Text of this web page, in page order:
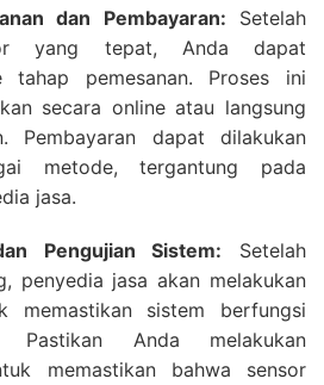
dan Pembayaran: Setelah
yang tepat, Anda dapat
tahap pemesanan. Proses ini
secara online atau langsung
Pembayaran dapat dilakukan
metode, tergantung pada
jasa.
Pengujian Sistem: Setelah
penyedia jasa akan melakukan
memastikan sistem berfungsi
Pastikan Anda melakukan
memastikan bahwa sensor